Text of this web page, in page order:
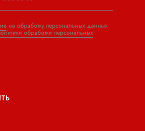
на обработку персональных данных
обработки персональных